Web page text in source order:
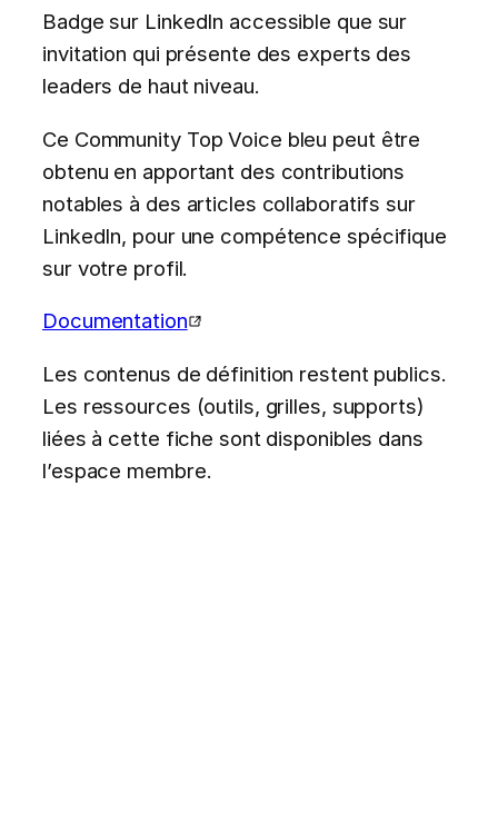
Badge sur LinkedIn accessible que sur
invitation qui présente des experts des
leaders de haut niveau.
Ce Community Top Voice bleu peut être
obtenu en apportant des contributions
notables à des articles collaboratifs sur
LinkedIn, pour une compétence spécifique
sur votre profil.
Documentation
Les contenus de définition restent publics.
Les ressources (outils, grilles, supports)
liées à cette fiche sont disponibles dans
l’espace membre.